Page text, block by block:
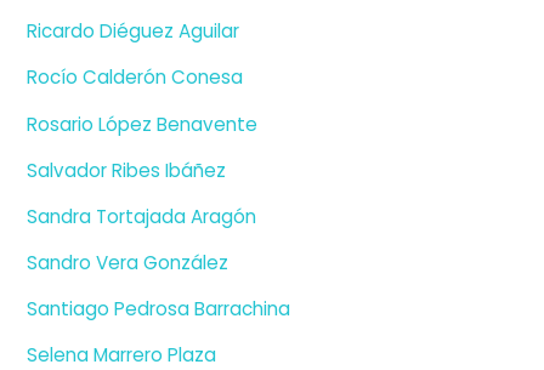
Ricardo Diéguez Aguilar
Rocío Calderón Conesa
Rosario López Benavente
Salvador Ribes Ibáñez
Sandra Tortajada Aragón
Sandro Vera González
Santiago Pedrosa Barrachina
Selena Marrero Plaza